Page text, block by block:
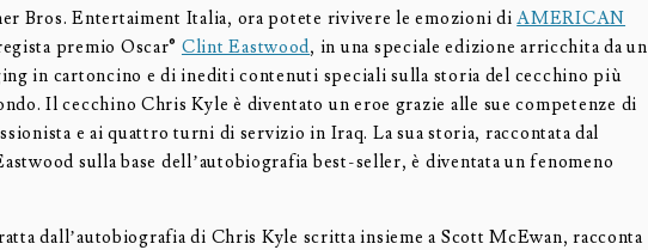
Bros. Entertaiment Italia, ora potete rivivere le emozioni diAMERICAN
premio Oscar® Clint Eastwood, in una speciale edizione arricchita da un
in cartoncino e di inediti contenuti speciali sulla storia del cecchino più
Il cecchino Chris Kyle è diventato un eroe grazie alle sue competenze di
e ai quattro turni di servizio in Iraq. La sua storia, raccontata dal
sulla base dell’autobiografia best-seller, è diventata un fenomeno
dall’autobiografia di Chris Kyle scritta insieme a Scott McEwan, racconta